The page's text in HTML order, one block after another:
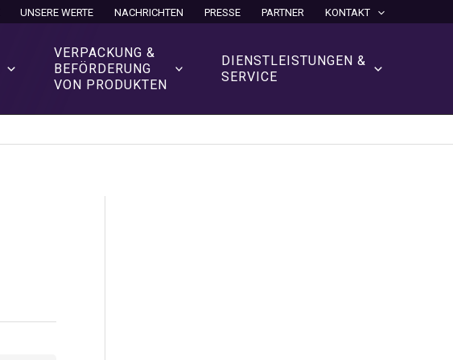
UNSERE WERTE NACHRICHTEN PRESSE PARTNER KONTAKT
VERPACKUNG &
BEFÖRDERUNG
VON PRODUKTEN
DIENSTLEISTUNGEN &
SERVICE